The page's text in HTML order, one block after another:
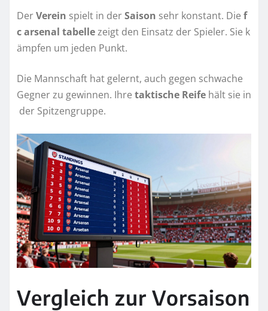
DerVerein spielt in derSaison sehr konstant. Die f
c arsenal tabellezeigt den Einsatz der Spieler. Sie k
ämpfen um jeden Punkt.
Die Mannschaft hat gelernt, auch gegen schwache
Gegner zu gewinnen. Ihre taktische Reife hält sie in
der Spitzengruppe.
Vergleich zur Vorsaison